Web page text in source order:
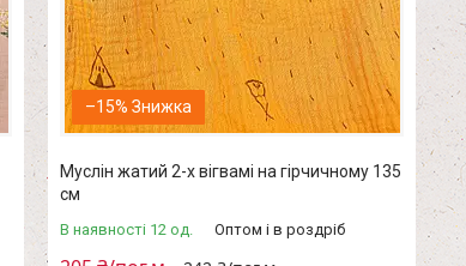
–15%
Муслін жатий 2-х вігвамі на гірчичному 135
см
В наявності 12 од. Оптом і в роздріб